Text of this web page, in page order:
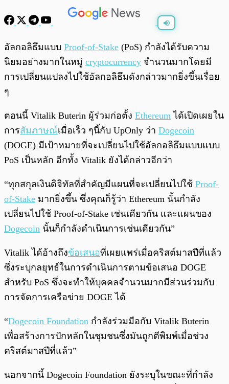
พร้อมเล่น 0:00
อัลกอลิธึมแบบ Proof-of-Stake (PoS) กำลังได้รับความ
นิยมอย่างมากในหมู่ cryptocurrency จำนวนมากโดยมี
การเปลี่ยนแปลงไปใช้อัลกอลิธึมดังกล่าวมากยิ่งขึ้นเรื่อย
ๆ
ตอนนี้ Vitalik Buterin ผู้ร่วมก่อตั้ง Ethereum ได้เปิดเผยใน
การสัมภาษณ์เมื่อเร็ว ๆนี้กับ UpOnly ว่า Dogecoin
(DOGE) มีเป้าหมายที่จะเปลี่ยนไปใช้อัลกอลิธึมแบบแบบ
PoS เป็นหลัก อีกทั้ง Vitalik ยังได้กล่าวอีกว่า
“ทุกสกุลเงินดิจิทัลที่สำคัญมีแผนที่จะเปลี่ยนไปใช้ Proof-
of-Stake มากยิ่งขึ้น ซึ่งคุณก็รู้ว่า Ethereum นั้นกำลัง
เปลี่ยนไปใช้ Proof-of-Stake เช่นเดียวกัน และแผนของ
Dogecoin นั้นก็กำลังดำเนินการเช่นเดียวกัน”
Vitalik ได้อ้างถึงข้อเสนอที่เผยแพร่เมื่อคริสต์มาสปีที่แล้ว
ซึ่งระบุกลยุทธ์ในการดำเนินการตามข้อเสนอ DOGE
สำหรับ PoS ซึ่งจะทำให้บุคคลจำนวนมากมีส่วนร่วมกับ
การจัดการเครือข่าย DOGE ได้
“Dogecoin Foundation กำลังร่วมมือกับ Vitalik Buterin
เพื่อสร้างการปักหลักในชุมชนซึ่งมันถูกตีพิมพ์เมื่อช่วง
คริสต์มาสปีที่แล้ว”
นอกจากนี้ Dogecoin Foundation ยังระบุในขณะที่กำลัง